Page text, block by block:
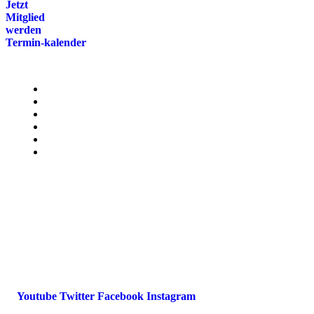
Jetzt
Mitglied
werden
Termin-kalender
Menü
Youtube Twitter Facebook Instagram